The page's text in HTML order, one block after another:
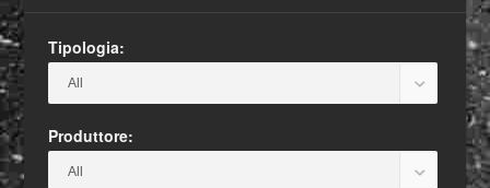
Tipologia:
Produttore: